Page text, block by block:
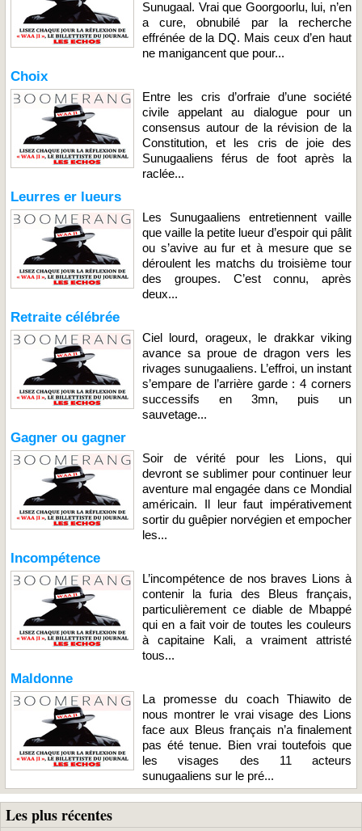
Sunugaal. Vrai que Goorgoorlu, lui, n’en
a cure, obnubilé par la recherche
effrénée de la DQ. Mais ceux d’en haut
ne manigancent que pour...
Choix
Entre les cris d’orfraie d’une société
civile appelant au dialogue pour un
consensus autour de la révision de la
Constitution, et les cris de joie des
Sunugaaliens férus de foot après la
raclée...
Leurres er lueurs
Les Sunugaaliens entretiennent vaille
que vaille la petite lueur d’espoir qui pâlit
ou s’avive au fur et à mesure que se
déroulent les matchs du troisième tour
des groupes. C’est connu, après
deux...
Retraite célébrée
Ciel lourd, orageux, le drakkar viking
avance sa proue de dragon vers les
rivages sunugaaliens. L’effroi, un instant
s’empare de l’arrière garde : 4 corners
successifs en 3mn, puis un
sauvetage...
Gagner ou gagner
Soir de vérité pour les Lions, qui
devront se sublimer pour continuer leur
aventure mal engagée dans ce Mondial
américain. Il leur faut impérativement
sortir du guêpier norvégien et empocher
les...
Incompétence
L’incompétence de nos braves Lions à
contenir la furia des Bleus français,
particulièrement ce diable de Mbappé
qui en a fait voir de toutes les couleurs
à capitaine Kali, a vraiment attristé
tous...
Maldonne
La promesse du coach Thiawito de
nous montrer le vrai visage des Lions
face aux Bleus français n’a finalement
pas été tenue. Bien vrai toutefois que
les visages des 11 acteurs
sunugaaliens sur le pré...
Les plus récentes